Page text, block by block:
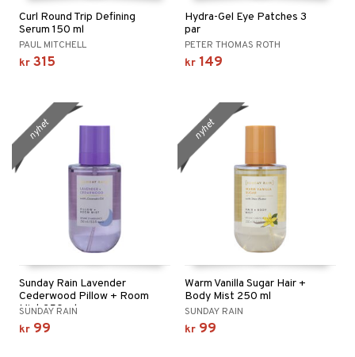
Curl Round Trip Defining
Serum 150 ml
PAUL MITCHELL
kr 315
Hydra-Gel Eye Patches 3
par
PETER THOMAS ROTH
kr 149
Sunday Rain Lavender
Cederwood Pillow + Room
Mist 250 ml
SUNDAY RAIN
kr 99
nyhet
Warm Vanilla Sugar Hair +
Body Mist 250 ml
SUNDAY RAIN
kr 99
nyhet